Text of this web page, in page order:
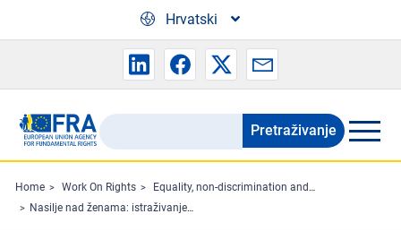
Hrvatski
Search
the
FRA
website
Pretraživanje
Home Work On Rights
Equality, non-discrimination and racism
Nasilje nad ženama: istraživanje provedeno diljem Europske unije